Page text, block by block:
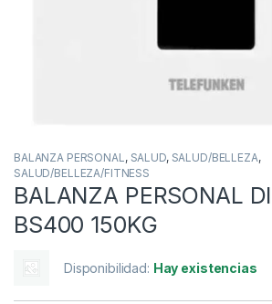
BALANZA PERSONAL , SALUD, SALUD/BELLEZA,
SALUD/BELLEZA/FITNESS
BALANZA PERSONAL
BS400 150KG
Disponibilidad: Hay existencias